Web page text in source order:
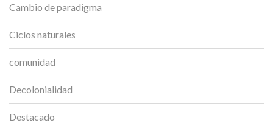
Cambio de paradigma
Ciclos naturales
comunidad
Decolonialidad
Destacado